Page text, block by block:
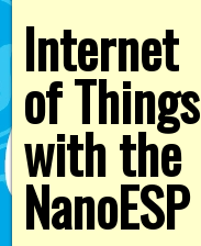
Internet
of Things
with the
NanoESP